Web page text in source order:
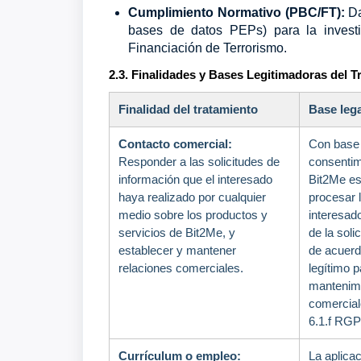
Cumplimiento Normativo (PBC/FT):
bases de datos PEPs) para la
Financiación de Terrorismo.
2.3. Finalidades y Bases Legitimadoras del
Finalidad del tratamiento Base
Contacto comercial:
Responder a las solicitudes de
información que el interesado
haya realizado por cualquier
medio sobre los productos y
servicios de Bit2Me, y
establecer y mantener
relaciones comerciales.
Con
Bit2Me
procesar
de la
de
legítimo
6.1.f
Currículum o empleo: La